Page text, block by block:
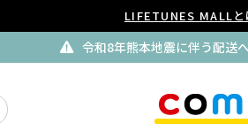
LIFETUNES MALLと